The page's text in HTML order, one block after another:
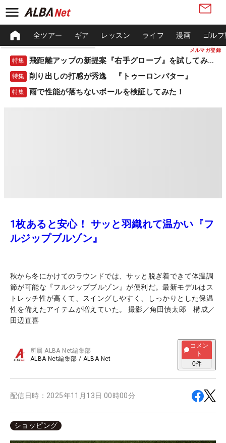
メルマガ登録
全ツアー ギア レッスン ライフ 漫画 ゴル
特集 飛距離アップの新提案『右手グローブ』を試してみた！
特集 削り出しの打感が秀逸 『トゥーロンパター』
特集 雨で性能が落ちないボールを検証してみた！
1枚あると安心！ サッと羽織れて温かい『フ
ルジップブルゾン』
秋から冬にかけてのラウンドでは、サッと脱ぎ着できて体温調
節が可能な『フルジップブルゾン』が便利だ。最新モデルはス
トレッチ性が高くて、スイングしやすく、しっかりとした保温
性を備えたアイテムが増えていた。 撮影／角田慎太郎 構成／
田辺直喜
所属ALBA Net編集部
ALBA Net編集部 / ALBA Net
コメン
ト
0件
配信日時： 2025年11月13日 00時00分
ショッピング